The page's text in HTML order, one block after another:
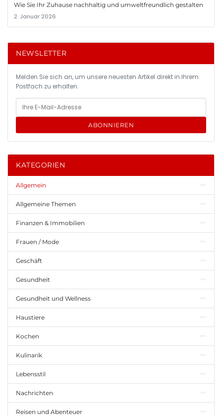
Wie Sie Ihr Zuhause nachhaltig und umweltfreundlich gestalten
2. Januar 2026
NEWSLETTER
Melden Sie sich an, um unsere neuesten Artikel direkt in Ihrem
Postfach zu erhalten.
ABONNIEREN
KATEGORIEN
Allgemein
Allgemeine Themen
Finanzen & Immobilien
Frauen / Mode
Geschäft
Gesundheit
Gesundheit und Wellness
Haustiere
Kochen
Kulinarik
Lebensstil
Nachrichten
Reisen und Abenteuer